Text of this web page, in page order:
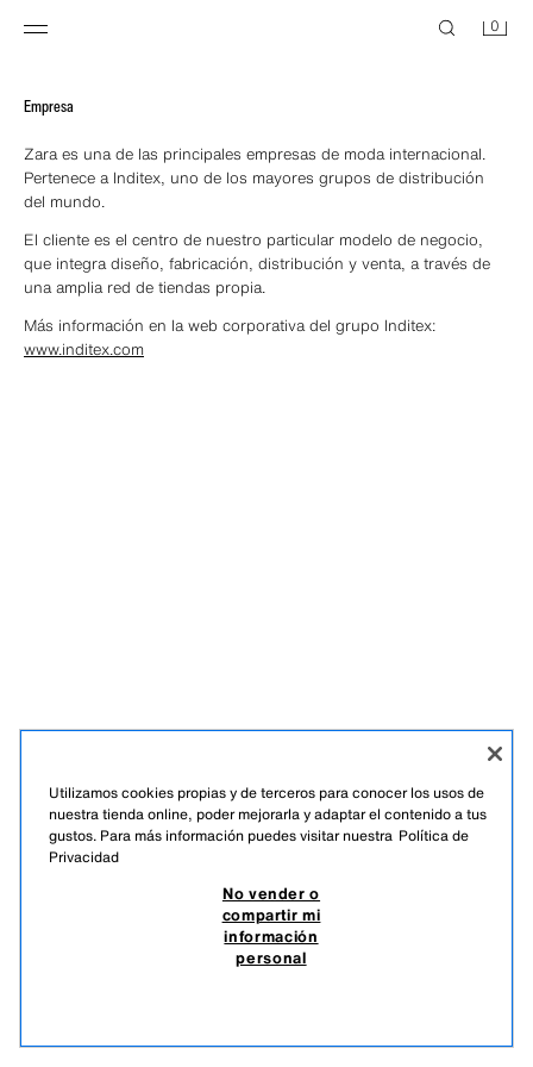
0
Empresa
Zara es una de las principales empresas de moda internacional.
Pertenece a Inditex, uno de los mayores grupos de distribución
del mundo.
El cliente es el centro de nuestro particular modelo de negocio,
que integra diseño, fabricación, distribución y venta, a través de
una amplia red de tiendas propia.
Más información en la web corporativa del grupo Inditex:
www.inditex.com
NO VENDER O COMPARTIR MI INFORMACIÓN PERSONAL
MUJER / + INFO /
Utilizamos cookies propias y de terceros para conocer los usos de
nuestra tienda online, poder mejorarla y adaptar el contenido a tus
gustos. Para más información puedes visitar nuestra Política de
Privacidad
No vender o
compartir mi
información
personal